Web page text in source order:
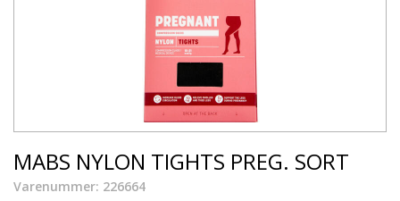
MABS NYLON TIGHTS PREG. SORT
Varenummer: 226664